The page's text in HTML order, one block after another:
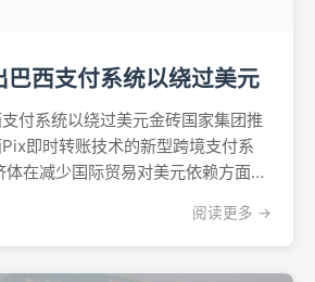
巴西支付系统以绕过美元
付系统以绕过美元金砖国家集团推
即时转账技术的新型跨境支付系
在减少国际贸易对美元依赖方面取
块链基础设施上,通过各成员国的国
接起来。该系统每秒可处理多...
阅读更多 →